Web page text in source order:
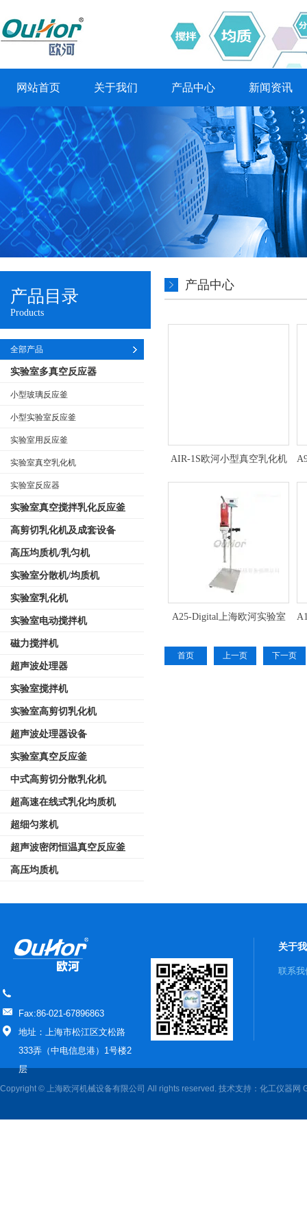
网站首页 关于我们 产品中心 新闻资讯
产品目录
Products
全部产品
实验室多真空反应器
小型玻璃反应釜
小型实验室反应釜
实验室用反应釜
实验室真空乳化机
实验室反应器
实验室真空搅拌乳化反应釜
高剪切乳化机及成套设备
高压均质机/乳匀机
实验室分散机/均质机
实验室乳化机
实验室电动搅拌机
磁力搅拌机
超声波处理器
实验室搅拌机
实验室高剪切乳化机
超声波处理器设备
实验室真空反应釜
中式高剪切分散乳化机
超高速在线式乳化均质机
超细匀浆机
超声波密闭恒温真空反应釜
高压均质机
产品中心
AIR-1S欧河小型真空乳化机
A25-Digital上海欧河实验室
首页 上一页 下一页
Fax:86-021-67896863
地址：上海市松江区文松路
333弄（中电信息港）1号楼2
层
关于
联系我
Copyright © 上海欧河机械设备有限公司 All rights reserved. 技术支持： 化工仪器网